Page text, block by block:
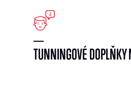
TUNNINGOVÉ DOPLŇKY